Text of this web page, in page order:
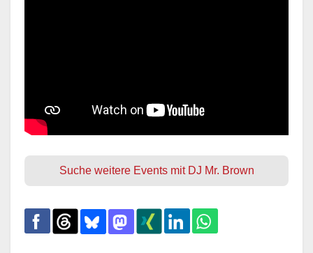
Suche weitere Events mit DJ Mr. Brown